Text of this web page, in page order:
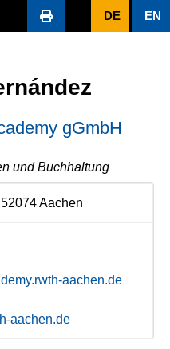
DE EN
gGmbH
und Buchhaltung
Aachen
aachen.de
aachen.de